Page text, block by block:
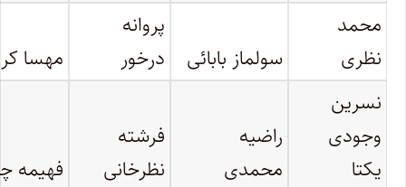
محمد
نظری
سولماز بابائی
پروانه
درخور
مهسا
نسرین
وجودی
یکتا
راضیه
محمدی
فرشته
نظرخانی
فهیمه